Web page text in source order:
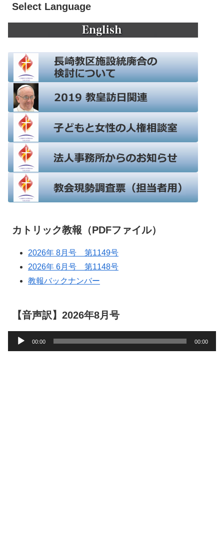
Select Language
カトリック教報（PDFファイル）
2026年 8月号 第1149号
2026年 6月号 第1148号
教報バックナンバー
【音声訳】2026年8月号
声
00:00 00:00